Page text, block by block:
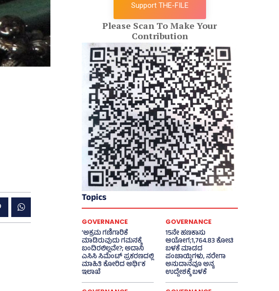
Support THE-FILE
Please Scan To Make Your
Contribution
Topics
GOVERNANCE
‘ಅಕ್ರಮ ಗಣಿಗಾರಿಕೆ
ಮಾಡಿರುವುದು ಗಮನಕ್ಕೆ
ಬಂದಿರಲಿಲ್ಲವೇ?; ಅದಾನಿ
ಎಸಿಸಿ ಸಿಮೆಂಟ್ ಪ್ರಕರಣದಲ್ಲಿ
ಮಾಹಿತಿ ಕೋರಿದ ಆರ್ಥಿಕ
ಇಲಾಖೆ
GOVERNANCE
15ನೇ ಹಣಕಾಸು
ಆಯೋಗ;1,764.83 ಕೋಟಿ
ಬಳಕೆ ಮಾಡದ
ಪಂಚಾಯ್ತಿಗಳು, ನರೇಗಾ
ಅನುದಾನವೂ ಅನ್ಯ
ಉದ್ದೇಶಕ್ಕೆ ಬಳಕೆ